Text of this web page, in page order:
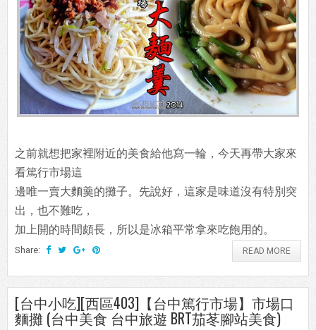
之前就想把家裡附近的美食給他寫一輪，今天再帶大家來
看篤行市場這
邊唯一賣大麵羹的攤子。先說好，這家是味道沒有特別突
出，也不難吃，
加上開的時間頗長，所以是冰箱平常拿來吃飽用的。
Share: READ MORE
[台中小吃][西區403]【台中篤行市場】市場口
麵攤 (台中美食 台中旅遊 BRT茄苳腳站美食)